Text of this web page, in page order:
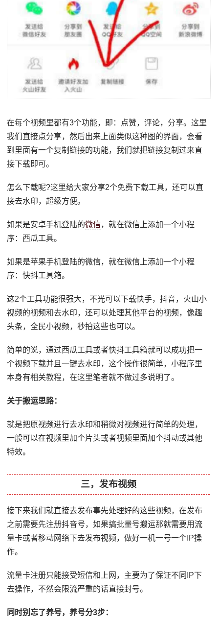
在每个视频里都有3个功能，即：点赞，评论，分享。这里
我们直接点分享，然后出来上面类似这种图的界面，会看
到里面有一个复制链接的功能，我们就把链接复制过来直
接下载即可。
怎么下载呢?这里给大家分享2个免费下载工具，还可以直
接去水印，超级方便。
如果是安卓手机登陆的微信，就在微信上添加一个小程
序：西瓜工具。
如果是苹果手机登陆的微信，就在微信上添加一个小程
序：快抖工具箱。
这2个工具功能很强大，不光可以下载快手，抖音，火山小
视频的视频和去水印，还可以处理其他平台的视频，像趣
头条，全民小视频，秒拍这些也可以。
简单的说，通过西瓜工具或者快抖工具箱就可以成功把一
个视频下载并且一键去水印，这个操作很简单，小程序里
本身有相关教程，在这里笔者就不做过多说明了。
关于搬运思路：
就是把原视频进行去水印和稍微对视频进行简单的处理，
一般可以在视频里加个片头或者视频里面加个抖动或其他
特效。
三，发布视频
接下来我们就直接去发布事先处理好的这些视频，在发布
之前需要先注册抖音号，如果搞批量号搬运那就需要用流
量卡或者移动网络下去发布视频，做好一机一号一个IP操
作。
流量卡注册只能接受短信和上网，主要为了保证不同IP下
去操作，不然会限流严重的话直接封号。
同时别忘了养号，养号分3步：